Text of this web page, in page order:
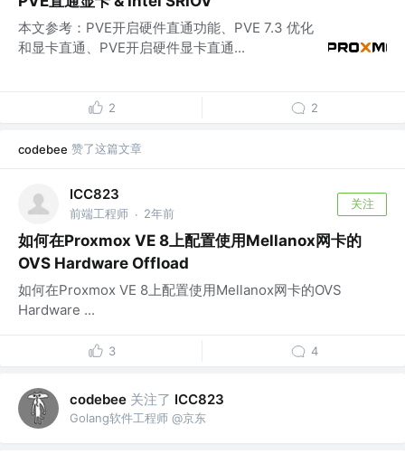
本文参考：PVE开启硬件直通功能、PVE 7.3 优化
和显卡直通、PVE开启硬件显卡直通...
2 2
codebee 赞了这篇文章
ICC823
前端工程师 · 2年前
关注
如何在Proxmox VE 8上配置使用Mellanox网卡的
OVS Hardware Offload
如何在Proxmox VE 8上配置使用Mellanox网卡的OVS
Hardware ...
3 4
codebee 关注了 ICC823
Golang软件工程师 @京东